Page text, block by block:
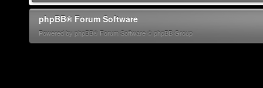
phpBB® Forum Software
Powered by phpBB® Forum Software © phpBB Group